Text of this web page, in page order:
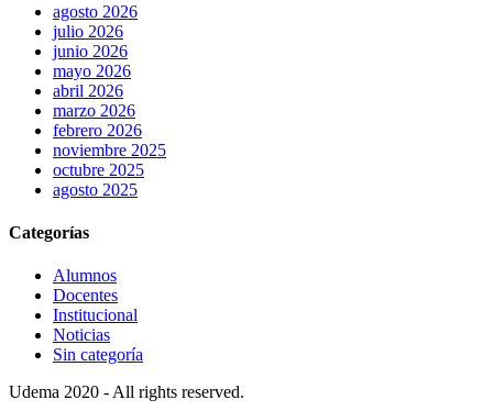
agosto 2026
julio 2026
junio 2026
mayo 2026
abril 2026
marzo 2026
febrero 2026
noviembre 2025
octubre 2025
agosto 2025
Categorías
Alumnos
Docentes
Institucional
Noticias
Sin categoría
Udema 2020 - All rights reserved.